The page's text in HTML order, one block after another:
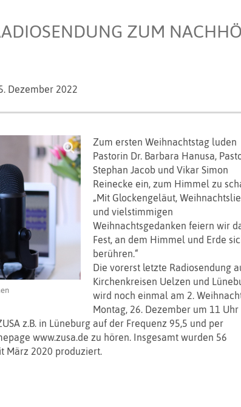
ZUM
Dezember 2022
Zum ersten Weihnachtstag luden
Pastorin Dr. Barbara Hanusa,
Stephan Jacob und Vikar Simon
Reinecke ein, zum Himmel zu
„Mit Glockengeläut,
und vielstimmigen
Weihnachtsgedanken feiern wir
Fest, an dem Himmel und Erde
berühren.“
Die vorerst letzte Radiosendung
Kirchenkreisen Uelzen und
wird noch einmal am 2.
Montag, 26. Dezember um 11 Uhr
z.B. in Lüneburg auf der Frequenz 95,5 und per
www.zusa.de zu hören. Insgesamt wurden 56
März 2020 produziert.